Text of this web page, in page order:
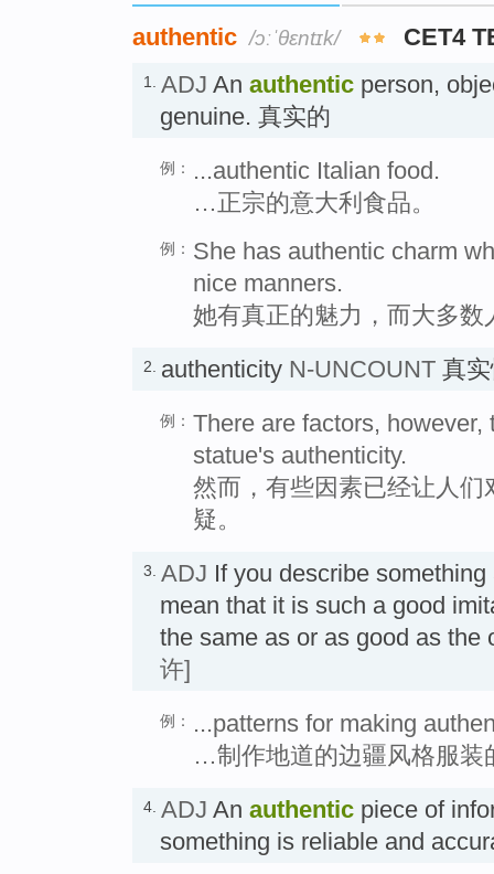
authentic /ɔːˈθɛntɪk/ CET4
1. ADJ An authentic person,
genuine. 真实的
例：
...authentic Italian food.
…正宗的意大利食品。
例： She has authentic charm
nice manners.
她有真正的魅力，而大多数
2. authenticity N-UNCOUNT 真
例： There are factors,
statue's authenticity.
然而，有些因素已经让人
疑。
3. ADJ If you describe
mean that it is such a good
the same as or as good as
许]
例：
...patterns for making
…制作地道的边疆风格服装
4. ADJ An authentic piece of
something is reliable and